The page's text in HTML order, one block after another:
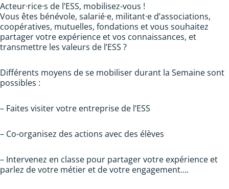
Acteur·rice·s de l’ESS, mobilisez-vous !
Vous êtes bénévole, salarié·e, militant·e d’associations,
coopératives, mutuelles, fondations et vous souhaitez
partager votre expérience et vos connaissances, et
transmettre les valeurs de l’ESS ?
Différents moyens de se mobiliser durant la Semaine sont
possibles :
– Faites visiter votre entreprise de l’ESS
– Co-organisez des actions avec des élèves
– Intervenez en classe pour partager votre expérience et
parlez de votre métier et de votre engagement….